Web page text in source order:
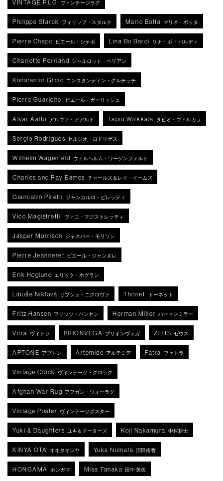
VINTAGE RUG ヴィンテージラグ
Philippe Starck フィリップ・スタルク Mario Botta マリオ・ボッタ
Pierre Chapo ピエール・シャポ Lina Bo Bardi リナ・ボ ・バルディ
Charlotte Perriand シャルロット・ペリアン
Konstantin Grcic コンスタンティン・グルチッチ
Pierre Guariche ピエール・ガーリッシュ
Alvar Aalto アルヴァ・アアルト Tapio Wirkkala タピオ・ヴィルカラ
Sergio Rodrigues セルジオ・ロドリゲス
Wilhelm Wagenfeld ウィルヘルム・ワーゲンフェルト
Charles and Ray Eames チャールズ＆レイ・イームズ
Giancalro Piretti ジャンカルロ・ピレッティ
Vico Magistretti ヴィコ・マジストレッティ
Jasper Morrison ジャスパー・モリソン
Pierre Jeanneret ピエール・ジャンヌレ
Erik Hoglund エリック・ホグラン
Libuše Niklová リブシェ・ニクロヴァ Thonet トーネット
Fritz Hansen フリッツ・ハンセン Herman Miller ハーマンミラー
Vitra ヴィトラ BRIONVEGA ブリオンヴェガ ZEUS ゼウス
APTONE アプトン Artemide アルテミデ Fatra ファトラ
Vintage Clock ヴィンテージ・クロック
Afghan War Rug アフガン・ウォーラグ
Vintage Poster ヴィンテージポスター
Yuki & Daughters ユキ＆ドーターズ Koji Nakamura 中村耕士
KINYA OTA オオタキンヤ Yuka Numata 沼田侑香
HONGAMA ホンガマ Misa Tanaka 田中 美佐